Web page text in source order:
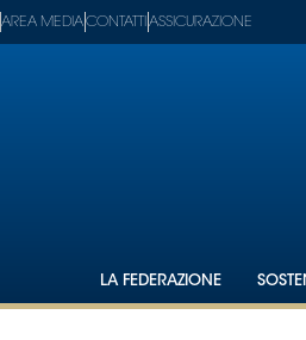
AREA MEDIACONTATTI ASSICURAZIONE
LA FEDERAZIONE